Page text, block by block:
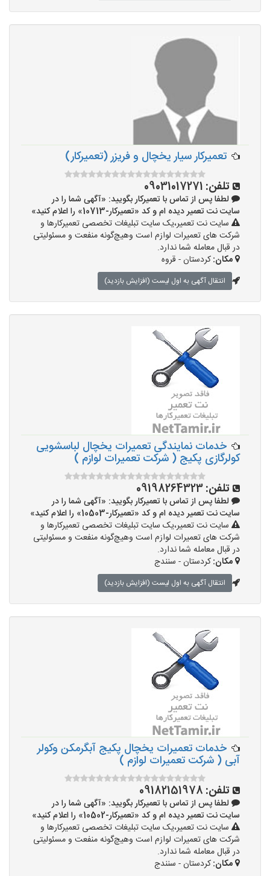
تعمیرکار سیار یخچال و فریزر (تعمیرکار)
تلفن: 09031017271
لطفا پس از تماس با تعمیرکار بگویید: «آگهی شما را در
سایت نت تعمیر دیده ام و کد «تعمیرکار-10713» را اعلام کنید»
سایت نت تعمیر،یک سایت تبلیغات تخصصی تعمیرکارها و
شرکت های تعمیرات لوازم است وهیچ‌گونه منفعت و مسئولیتی
در قبال معامله شما ندارد.
مکان:کردستان - قروه
انتقال آگهی به اول لیست (افزایش بازدید)
خدمات نمایندگی تعمیرات یخچال لباسشویی
کولرگازی پکیج ( شرکت تعمیرات لوازم )
تلفن:09198264323
لطفا پس از تماس با تعمیرکار بگویید: «آگهی شما را در
سایت نت تعمیر دیده ام و کد «تعمیرکار-10503» را اعلام کنید»
سایت نت تعمیر،یک سایت تبلیغات تخصصی تعمیرکارها و
شرکت های تعمیرات لوازم است وهیچ‌گونه منفعت و مسئولیتی
در قبال معامله شما ندارد.
مکان:کردستان - سنندج
انتقال آگهی به اول لیست (افزایش بازدید)
خدمات تعمیرات یخچال پکیج آبگرمکن وکولر
آبی ( شرکت تعمیرات لوازم )
تلفن: 09182151978
لطفا پس از تماس با تعمیرکار بگویید: «آگهی شما را در
سایت نت تعمیر دیده ام و کد «تعمیرکار-10502» را اعلام کنید»
سایت نت تعمیر،یک سایت تبلیغات تخصصی تعمیرکارها و
شرکت های تعمیرات لوازم است وهیچ‌گونه منفعت و مسئولیتی
در قبال معامله شما ندارد.
مکان:کردستان - سنندج